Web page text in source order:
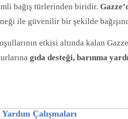
bağış türlerinden biridir.
ile güvenilir bir şekilde
etkisi altında kalan
gıda desteği, barınma
Çalışmaları